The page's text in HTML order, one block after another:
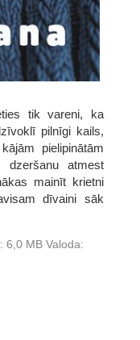
tik vareni, ka
pilnīgi kails,
pielipinātām
dzeršanu atmest
mainīt krietni
dīvaini sāk
6,0 MB Valoda: